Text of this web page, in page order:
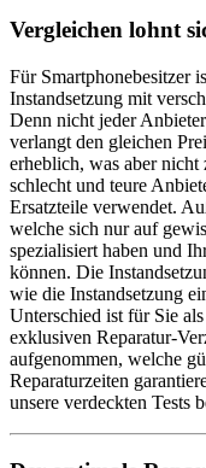
Vergleichen lohnt
Für Smartphonebesitzer
Instandsetzung mit
Denn nicht jeder
verlangt den gleichen
erheblich, was aber
schlecht und teure
Ersatzteile verwendet.
welche sich nur auf
spezialisiert haben und
können. Die
wie die Instandsetzung
Unterschied ist für Sie
exklusiven Reparatur-
aufgenommen, welche
Reparaturzeiten
unsere verdeckten Tests